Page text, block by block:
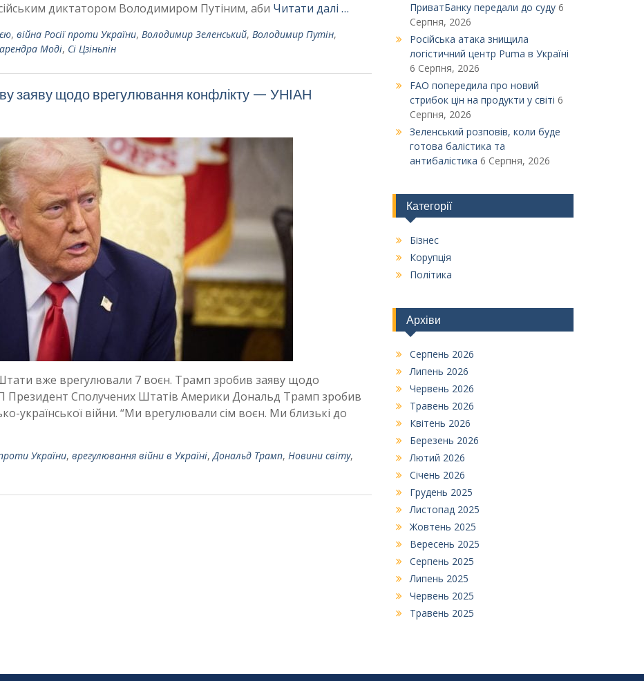
диктатором Володимиром Путіним, аби Читати далі …
, війна Росії проти України, Володимир Зеленський, Володимир Путін,
Моді, Сі Цзіньпін
заяву щодо врегулювання конфлікту — УНІАН
вже врегулювали 7 воєн. Трамп зробив заяву щодо
Президент Сполучених Штатів Америки Дональд Трамп зробив
української війни. “Ми врегулювали сім воєн. Ми близькі до
України, врегулювання війни в Україні,Дональд Трамп, Новини світу,
ПриватБанку передали до суду 6
Серпня, 2026
Російська атака знищила
логістичний центр Puma в Україні
6 Серпня, 2026
FAO попередила про новий
стрибок цін на продукти у світі 6
Серпня, 2026
Зеленський розповів, коли буде
готова балістика та
антибалістика 6 Серпня, 2026
Категорії
Бізнес
Корупція
Політика
Архіви
Серпень 2026
Липень 2026
Червень 2026
Травень 2026
Квітень 2026
Березень 2026
Лютий 2026
Січень 2026
Грудень 2025
Листопад 2025
Жовтень 2025
Вересень 2025
Серпень 2025
Липень 2025
Червень 2025
Травень 2025